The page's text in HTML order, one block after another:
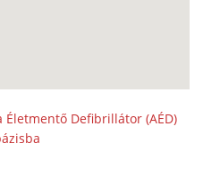
Életmentő Defibrillátor (AÉD)